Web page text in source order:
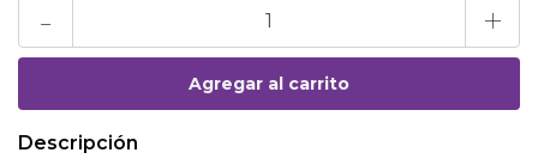
- +
Descripción